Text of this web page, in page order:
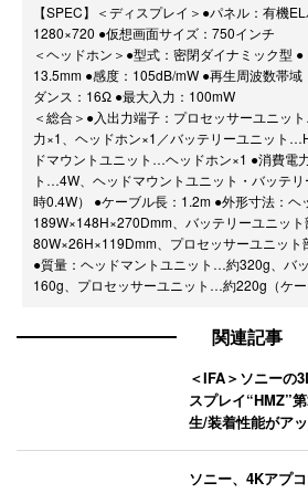
【SPEC】＜ディスプレイ＞●パネル：有機
1280×720 ●仮想画面サイズ：750インチ
＜ヘッドホン＞●型式：密閉ダイナミック型 ●
13.5mm ●感度：105dB/mW ●再生周波数帯
ダンス：16Ω ●最大入力：100mW
＜総合＞●入出力端子：プロセッサーユニッ
力×1、ヘッドホン×1／バッテリーユニット
ドマウントユニット…ヘッドホン×1 ●消費電
ト…4W、ヘッドマウントユニット・バッテ
時0.4W） ●ケーブル長：1.2m ●外形寸法：
189W×148H×270Dmm、バッテリーユニッ
80W×26H×119Dmm、プロセッサーユニッ
●質量：ヘッドマントユニット…約320g、バ
160g、プロセッサーユニット…約220g（ケー
関連記事
＜IFA＞ソニーの
スプレイ“HMZ”
生/装着性能がア
ソニー、4Kアプ